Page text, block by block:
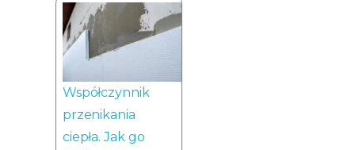
Współczynnik
przenikania
ciepła. Jak go